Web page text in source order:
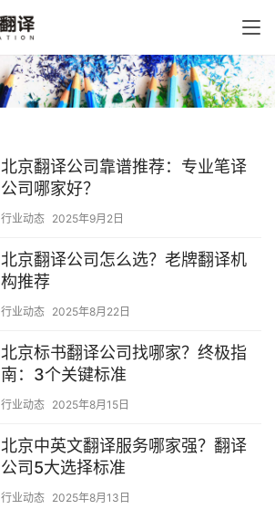
北京翻译公司靠谱推荐：专业笔译
公司哪家好？
行业动态 2025年9月2日
北京翻译公司怎么选？老牌翻译机
构推荐
行业动态 2025年8月22日
北京标书翻译公司找哪家？终极指
南：3个关键标准
行业动态 2025年8月15日
北京中英文翻译服务哪家强？翻译
公司5大选择标准
行业动态 2025年8月13日